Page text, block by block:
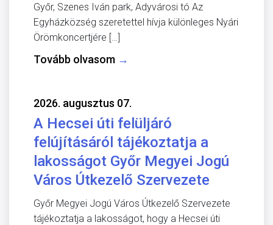
Győr, Szenes Iván park, Adyvárosi tó Az
Egyházközség szeretettel hívja különleges Nyári
Örömkoncertjére […]
Tovább olvasom →
2026. augusztus 07.
A Hecsei úti felüljáró
felújításáról tájékoztatja a
lakosságot Győr Megyei Jogú
Város Útkezelő Szervezete
Győr Megyei Jogú Város Útkezelő Szervezete
tájékoztatja a lakosságot, hogy a Hecsei úti